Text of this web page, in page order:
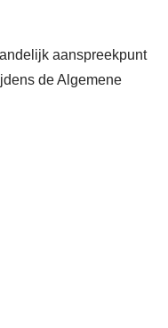
aanspreekpunt
de Algemene